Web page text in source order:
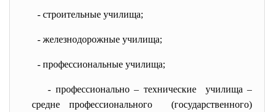
- строительные училища;
- железнодорожные училища;
- профессиональные училища;
- профессионально – технические училища –
средне профессионального (государственного)